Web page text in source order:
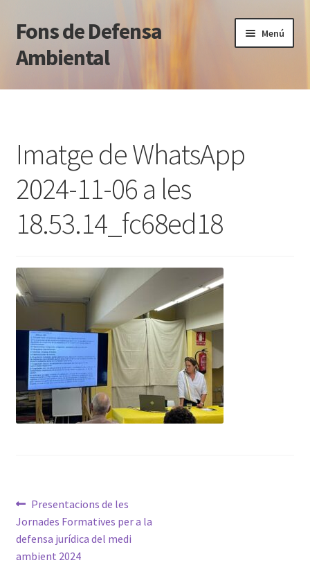
Salta
a
navegació
Vés
al
contingut
Fons de Defensa
Ambiental
Menú
Què fem
Notícies
Blog jurídic
Normativa
Transparència
Contacte
Avís Legal
Imatge de WhatsApp
2024-11-06 a les
18.53.14_fc68ed18
Navegació
d'entrades
Entrada
anterior:
Presentacions de les
Jornades Formatives per a la
defensa jurídica del medi
ambient 2024